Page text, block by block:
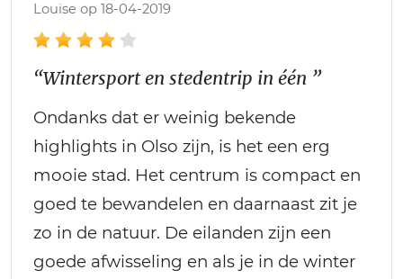
Louise op 18-04-2019
“Wintersport en stedentrip in één ”
Ondanks dat er weinig bekende
highlights in Olso zijn, is het een erg
mooie stad. Het centrum is compact en
goed te bewandelen en daarnaast zit je
zo in de natuur. De eilanden zijn een
goede afwisseling en als je in de winter